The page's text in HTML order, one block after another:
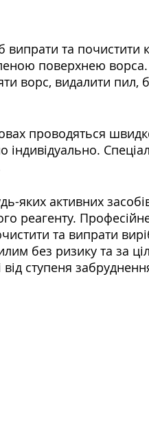
та почистити
поверхнею
ворс, видалити пил,
проводяться
яких активних
реагенту.
та випрати
без ризику та за
ступеня